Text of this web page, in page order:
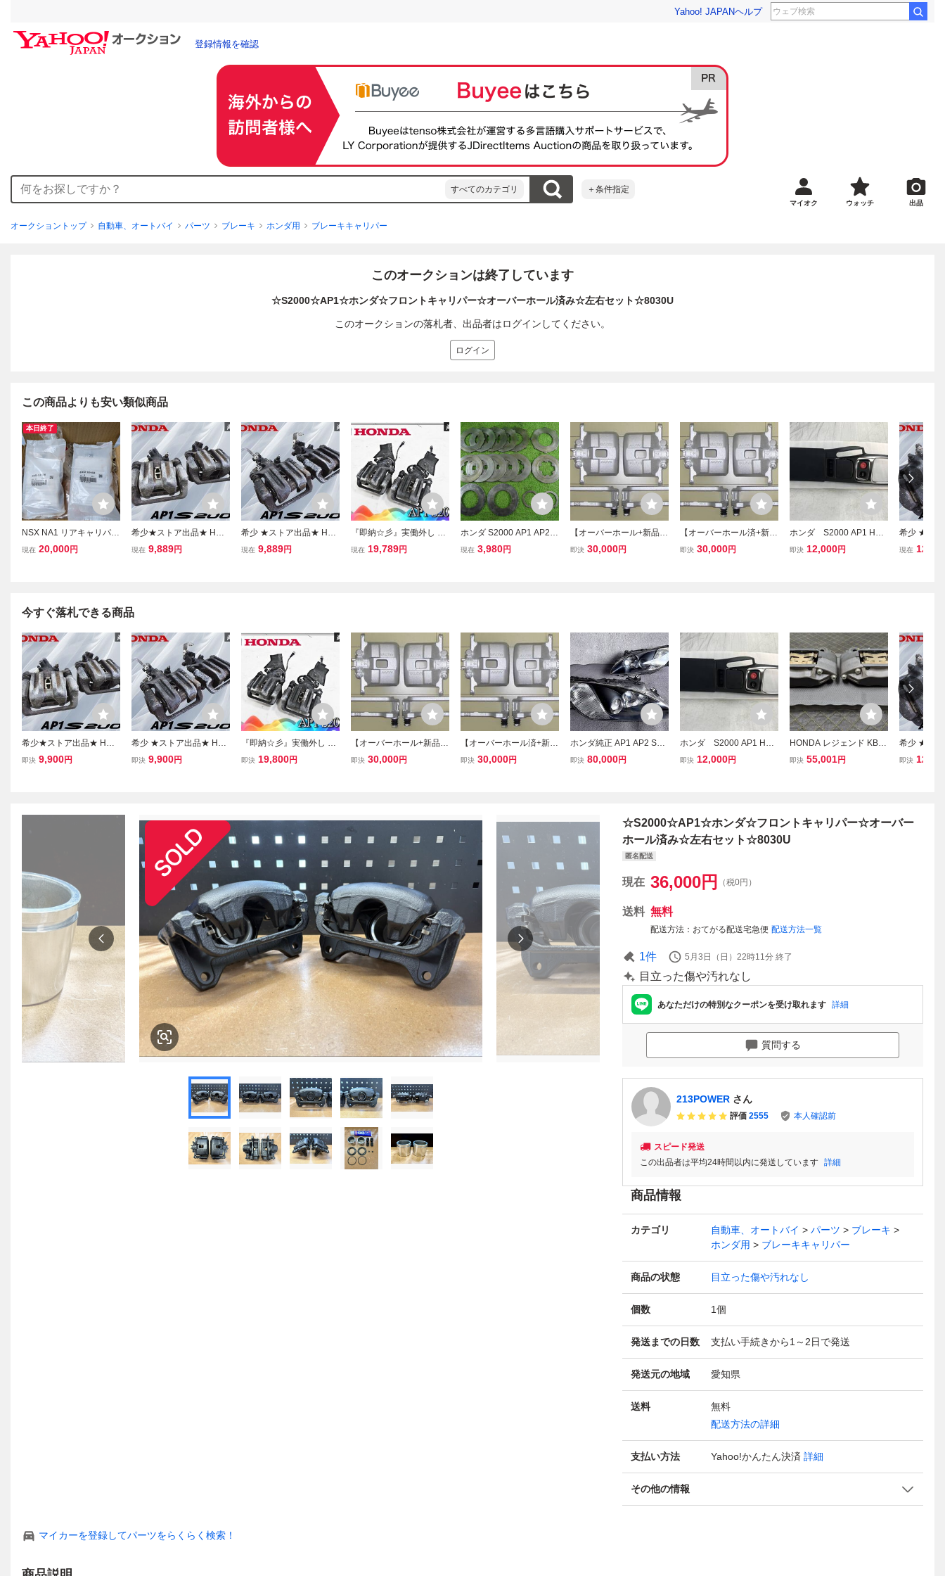
Yahoo! JAPANヘルプ
登録情報を確認
すべてのカテゴリ ＋条件指定
マイオク ウォッチ 出品
オークショントップ 自動車、オートバイ パーツ ブレーキ ホンダ用 ブレーキキャリパー
このオークションは終了しています
☆S2000☆AP1☆ホンダ☆フロントキャリパー☆オーバーホール済み☆左右セット☆8030U
このオークションの落札者、出品者はログインしてください。
ログイン
この商品よりも安い類似商品
本日終了
NSX NA1 リアキャリパー
オーバーホールキット 01
現在 20,000円
希少★ストア出品★ HON
DA ホンダ 純正 AP1 S20
現在 9,889円
希少 ★ストア出品★ HO
NDA ホンダ 純正 AP1 S2
現在 9,889円
『即納☆彡』実働外し H
ONDA ホンダ純正 AP1 S
現在 19,789円
ホンダ S2000 AP1 AP2
スプーンスポーツ LSD オ
現在 3,980円
【オーバーホール+新品ピ
ストン】S2000 フロント
即決 30,000円
【オーバーホール済+新品
ピストン】S2000 フロン
即決 30,000円
ホンダ S2000 AP1 HON
DA S2000 シフトノブ
即決 12,000円
希少 ★ス
NDA ホン
現在
今すぐ落札できる商品
希少★ストア出品★ HON
DA ホンダ 純正 AP1 S20
即決 9,900円
希少 ★ストア出品★ HO
NDA ホンダ 純正 AP1 S2
即決 9,900円
『即納☆彡』実働外し H
ONDA ホンダ純正 AP1 S
即決 19,800円
【オーバーホール+新品ピ
ストン】S2000 フロント
即決 30,000円
【オーバーホール済+新品
ピストン】S2000 フロン
即決 30,000円
ホンダ純正 AP1 AP2 S20
00 前期 100型 純正 ヘッ
即決 80,000円
ホンダ S2000 AP1 HON
DA S2000 シフトノブ
即決 12,000円
HONDA レジェンド KB1
フロント 4POT ブレー
即決 55,001円
希少 ★ス
NDA ホン
即決
☆S2000☆AP1☆ホンダ☆フロントキャリパー☆オーバー
ホール済み☆左右セット☆8030U
匿名配送
現在 36,000円 （税0円）
送料 無料
配送方法 おてがる配送宅急便 配送方法一覧
1件 5月3日（日）22時11分 終了
目立った傷や汚れなし
あなただけの特別なクーポンを受け取れます 詳細
質問する
213POWER さん
評価 2555 本人確認前
スピード発送
この出品者は平均24時間以内に発送しています 詳細
商品情報
カテゴリ 自動車、オートバイ パーツ
ブレーキ
ホンダ用
ブレーキキャリパー
商品の状態 目立った傷や汚れなし
個数 1個
発送までの日数 支払い手続きから1～2日で発送
発送元の地域 愛知県
送料
無料
配送方法の詳細
支払い方法 Yahoo!かんたん決済 詳細
その他の情報
マイカーを登録してパーツをらくらく検索！